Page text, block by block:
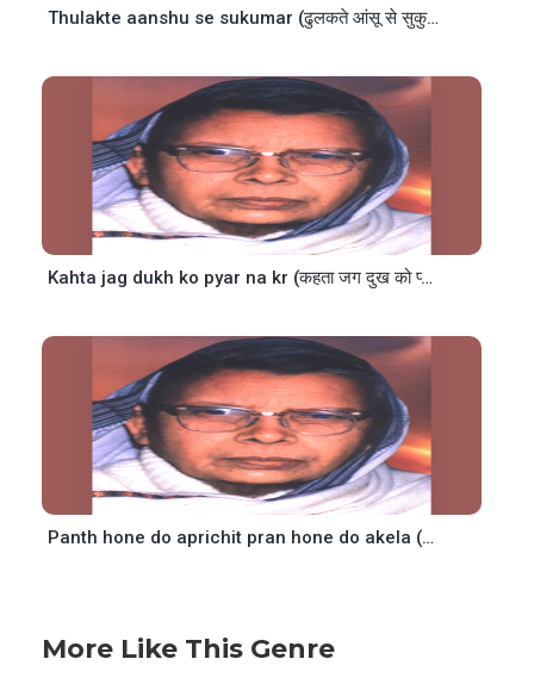
Thulakte aanshu se sukumar (ढुलकते आंसू से सुकुमार)
Kahta jag dukh ko pyar na kr (कहता जग दुख को प्यार न कर)
Panth hone do aprichit pran hone do akela (पंथ होने दो अपरिचित प्राण रहने दो अकेला)
More Like This Genre